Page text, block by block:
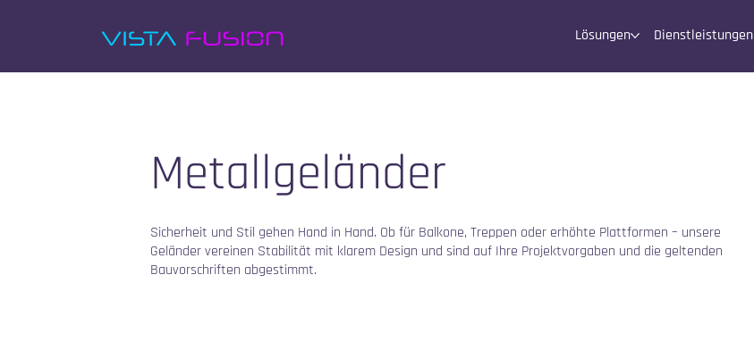
Lösungen Dienstleistungen
Metallgeländer
Sicherheit und Stil gehen Hand in Hand. Ob für Balkone, Treppen oder erhöhte Plattformen – unsere
Geländer vereinen Stabilität mit klarem Design und sind auf Ihre Projektvorgaben und die geltenden
Bauvorschriften abgestimmt.